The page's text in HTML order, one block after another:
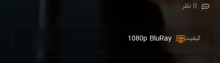
0 نظر
کیفیت : 1080p BluRay